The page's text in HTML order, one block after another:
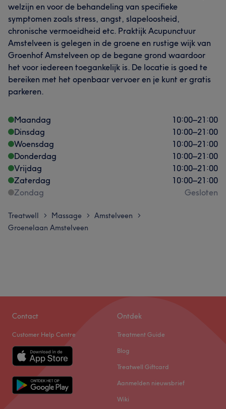
welzijn en voor de behandeling van specifieke
symptomen zoals stress, angst, slapeloosheid,
chronische vermoeidheid etc. Praktijk Acupunctuur
Amstelveen is gelegen in de groene en rustige wijk van
Groenhof Amstelveen op de begane grond waardoor
het voor iedereen toegankelijk is. De locatie is goed te
bereiken met het openbaar vervoer en je kunt er gratis
parkeren.
Maandag 10:00–21:00
Dinsdag
10:00–21:00
Woensdag
10:00–21:00
Donderdag
10:00–21:00
Vrijdag
10:00–21:00
Zaterdag
10:00–21:00
Zondag
Gesloten
Treatwell > Massage > Amstelveen >
Groenelaan Amstelveen
Contact
Customer Help Centre
Ontdek
Treatment Guide
Blog
Treatwell Giftcard
Aanmelden nieuwsbrief
Wiki